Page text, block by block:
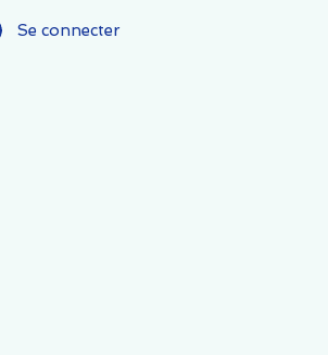
Se connecter